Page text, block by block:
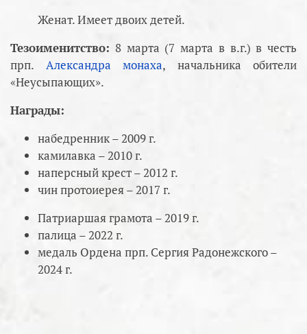
Женат. Имеет двоих детей.
Тезоименитство: 8 марта (7 марта в в.г.) в честь
прп. Александра монаха, начальника обители
«Неусыпающих».
Награды:
набедренник – 2009 г.
камилавка – 2010 г.
наперсный крест – 2012 г.
чин протоиерея – 2017 г.
Патриаршая грамота – 2019 г.
палица – 2022 г.
медаль Ордена прп. Сергия Радонежского –
2024 г.